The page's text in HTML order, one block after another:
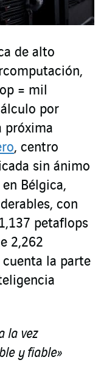
de alto
= mil
por
próxima
, centro
sin ánimo
Bélgica,
con
petaflops
2,262
cuenta la parte
la vez
y fiable»